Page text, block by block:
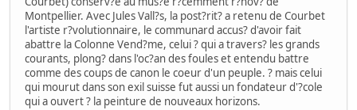
Montpellier. Avec Jules Vall?s, la post?rit? a retenu de Courbet
l'artiste r?volutionnaire, le communard accus? d'avoir fait
abattre la Colonne Vend?me, celui ? qui a travers? les grands
courants, plong? dans l'oc?an des foules et entendu battre
comme des coups de canon le coeur d'un peuple. ? mais celui
qui mourut dans son exil suisse fut aussi un fondateur d'?cole
qui a ouvert ? la peinture de nouveaux horizons.